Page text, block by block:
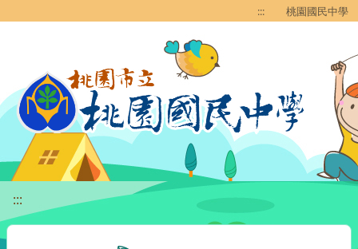
::: 桃園國民中學
:::